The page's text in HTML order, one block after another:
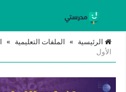
الرئيسية » الملفات التعليمية »
الأول